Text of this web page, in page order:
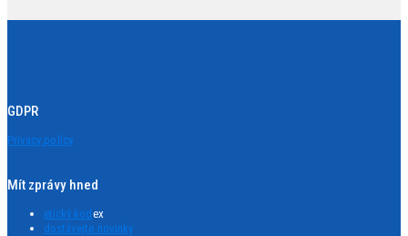
GDPR
Privacy policy
Mít zprávy hned
etický kod ex
dostávejte novinky